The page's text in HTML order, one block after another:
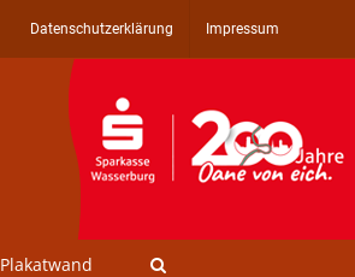
Datenschutzerklärung Impressum
Plakatwand